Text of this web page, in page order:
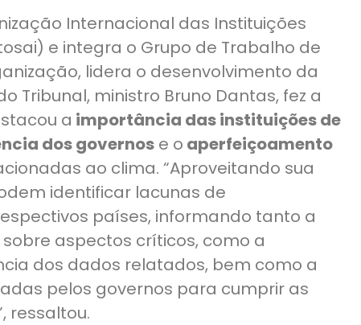
Internacional das Instituições
e integra o Grupo de Trabalho de
lidera o desenvolvimento da
Tribunal, ministro Bruno Dantas, fez a
a importância das instituições de
dos governos e o aperfeiçoamento
ao clima. “Aproveitando sua
identificar lacunas de
países, informando tanto a
aspectos críticos, como a
dos dados relatados, bem como a
pelos governos para cumprir as
ressaltou.